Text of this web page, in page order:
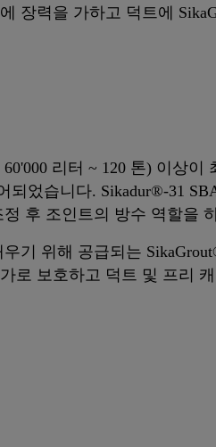
장력을 가하고 덕트에
리터 ~ 120 톤) 이상이
되었습니다. Sikadur®-31
후 조인트의 방수 역할을
기 위해 공급되는
로 보호하고 덕트 및 프리